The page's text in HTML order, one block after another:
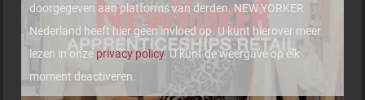
doorgegeven aan platforms van derden. NEW YORKER
Nederland heeft hier geen invloed op. U kunt hierover meer
lezen in onzeprivacy policy. U kunt de weergave op elk
moment deactiveren.